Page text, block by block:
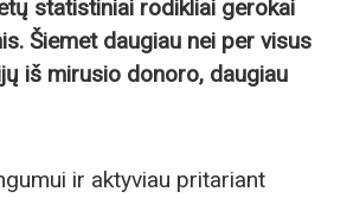
statistiniai rodikliai gerokai
Šiemet daugiau nei per visus
iš mirusio donoro, daugiau
ir aktyviau pritariant